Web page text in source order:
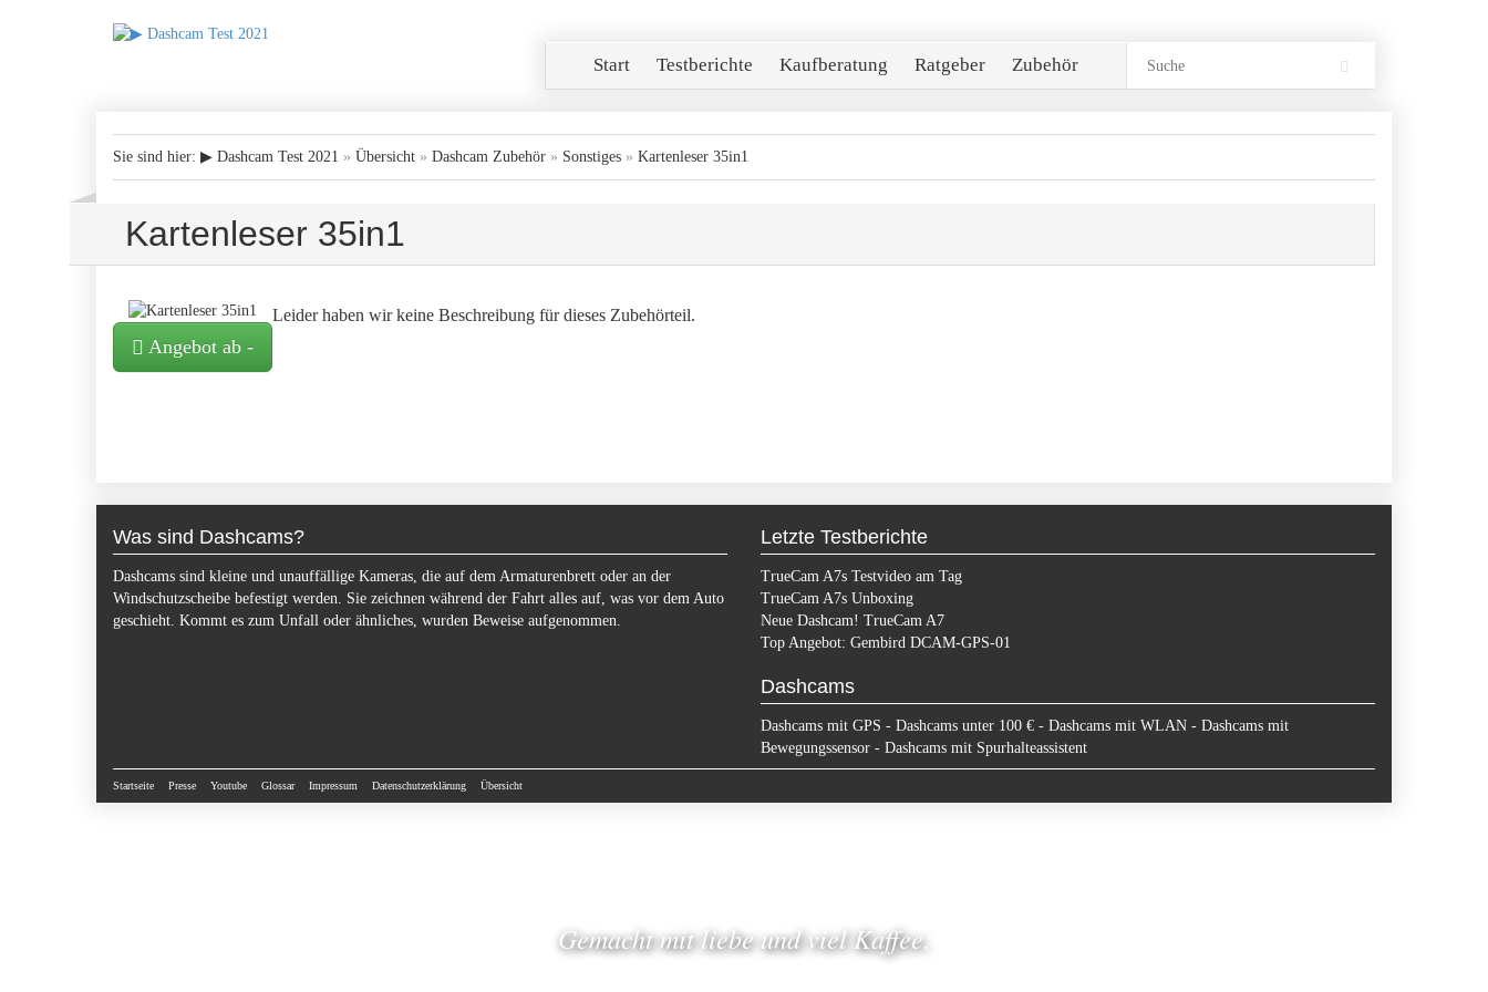
Start Testberichte Kaufberatung Ratgeber Zubehör
Sie sind hier: ▶ Dashcam Test 2021 » Übersicht » Dashcam Zubehör » Sonstiges » Kartenleser 35in1
Kartenleser 35in1
Angebot ab -
Leider haben wir keine Beschreibung für dieses Zubehörteil.
Was sind Dashcams?
Dashcams sind kleine und unauffällige Kameras, die auf dem Armaturenbrett oder an der
Windschutzscheibe befestigt werden. Sie zeichnen während der Fahrt alles auf, was vor dem Auto
geschieht. Kommt es zum Unfall oder ähnliches, wurden Beweise aufgenommen.
Letzte Testberichte
TrueCam A7s Testvideo am Tag
TrueCam A7s Unboxing
Neue Dashcam! TrueCam A7
Top Angebot: Gembird DCAM-GPS-01
Dashcams
Dashcams mit GPS - Dashcams unter 100 € - Dashcams mit WLAN - Dashcams mit
Bewegungssensor - Dashcams mit Spurhalteassistent
Startseite Presse Youtube Glossar Impressum Datenschutzerklärung Übersicht
Gemacht mit liebe und viel Kaffee.